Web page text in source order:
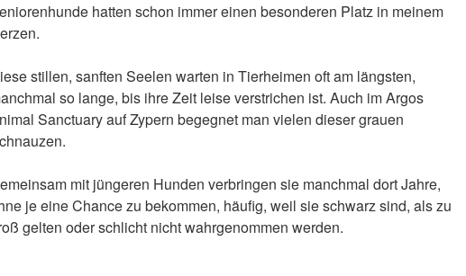
hatten schon immer einen besonderen Platz in meinem
stillen, sanften Seelen warten in Tierheimen oft am längsten,
so lange, bis ihre Zeit leise verstrichen ist. Auch im Argos
Sanctuary auf Zypern begegnet man vielen dieser grauen
mit jüngeren Hunden verbringen sie manchmal dort Jahre,
je eine Chance zu bekommen, häufig, weil sie schwarz sind, als zu
gelten oder schlicht nicht wahrgenommen werden.